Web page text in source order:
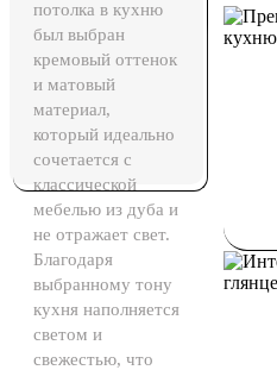
потолка в кухню
был выбран
кремовый оттенок
и матовый
материал,
который идеально
сочетается с
классической
мебелью из дуба и
не отражает свет.
Благодаря
выбранному тону
кухня наполняется
светом и
свежестью, что